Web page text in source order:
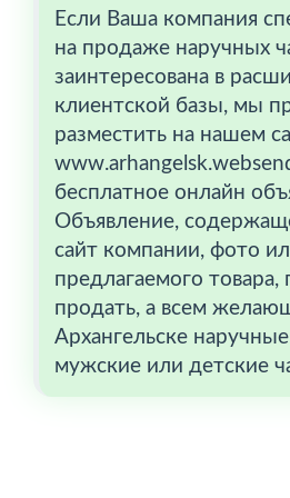
Если Ваша компания
на продаже наручных
заинтересована в
клиентской базы, мы
разместить на нашем
бесплатное онлайн
Объявление,
сайт компании, фото
предлагаемого
продать, а всем
Архангельске
мужские или детские